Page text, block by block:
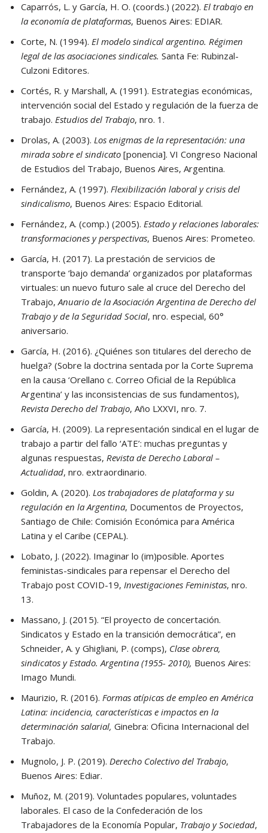
Caparrós, L. y García, H. O. (coords.) (2022). El trabajo en
la economía de plataformas, Buenos Aires: EDIAR.
Corte, N. (1994). El modelo sindical argentino. Régimen
legal de las asociaciones sindicales. Santa Fe: Rubinzal-
Culzoni Editores.
Cortés, R. y Marshall, A. (1991). Estrategias económicas,
intervención social del Estado y regulación de la fuerza de
trabajo. Estudios del Trabajo, nro. 1.
Drolas, A. (2003). Los enigmas de la representación: una
mirada sobre el sindicato [ponencia]. VI Congreso Nacional
de Estudios del Trabajo, Buenos Aires, Argentina.
Fernández, A. (1997). Flexibilización laboral y crisis del
sindicalismo, Buenos Aires: Espacio Editorial.
Fernández, A. (comp.) (2005). Estado y relaciones laborales:
transformaciones y perspectivas, Buenos Aires: Prometeo.
García, H. (2017). La prestación de servicios de
transporte ‘bajo demanda’ organizados por plataformas
virtuales: un nuevo futuro sale al cruce del Derecho del
Trabajo,Anuario de la Asociación Argentina de Derecho del
Trabajo y de la Seguridad Social, nro. especial, 60°
aniversario.
García, H. (2016). ¿Quiénes son titulares del derecho de
huelga? (Sobre la doctrina sentada por la Corte Suprema
en la causa ‘Orellano c. Correo Oficial de la República
Argentina’ y las inconsistencias de sus fundamentos),
Revista Derecho del Trabajo, Año LXXVI, nro. 7.
García, H. (2009). La representación sindical en el lugar de
trabajo a partir del fallo ‘ATE’: muchas preguntas y
algunas respuestas, Revista de Derecho Laboral –
Actualidad, nro. extraordinario.
Goldin, A. (2020). Los trabajadores de plataforma y su
regulación en la Argentina, Documentos de Proyectos,
Santiago de Chile: Comisión Económica para América
Latina y el Caribe (CEPAL).
Lobato, J. (2022). Imaginar lo (im)posible. Aportes
feministas-sindicales para repensar el Derecho del
Trabajo post COVID-19, Investigaciones Feministas, nro.
13.
Massano, J. (2015). “El proyecto de concertación.
Sindicatos y Estado en la transición democrática”, en
Schneider, A. y Ghigliani, P. (comps), Clase obrera,
sindicatos y Estado. Argentina (1955- 2010), Buenos Aires:
Imago Mundi.
Maurizio, R. (2016). Formas atípicas de empleo en América
Latina: incidencia, características e impactos en la
determinación salarial, Ginebra: Oficina Internacional del
Trabajo.
Mugnolo, J. P. (2019). Derecho Colectivo del Trabajo,
Buenos Aires: Ediar.
Muñoz, M. (2019). Voluntades populares, voluntades
laborales. El caso de la Confederación de los
Trabajadores de la Economía Popular, Trabajo y Sociedad,